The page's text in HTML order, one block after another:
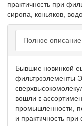
практичность при
сиропа, коньяков,
Полное описание
Бывшие новинкой
фильтроэлементы
вошли в
промышленности,
и практичность